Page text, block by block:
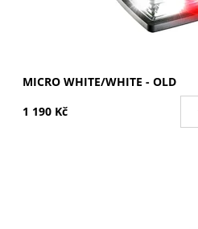
MICRO WHITE/WHITE - OLD
1 190 Kč